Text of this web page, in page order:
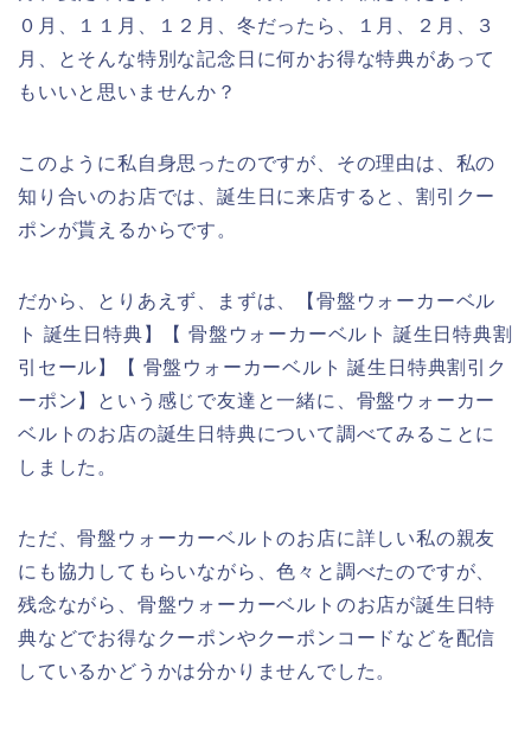
０月、１１月、１２月、冬だったら、１月、２月、３
月、とそんな特別な記念日に何かお得な特典があって
もいいと思いませんか？
このように私自身思ったのですが、その理由は、私の
知り合いのお店では、誕生日に来店すると、割引クー
ポンが貰えるからです。
だから、とりあえず、まずは、【骨盤ウォーカーベル
ト 誕生日特典】【 骨盤ウォーカーベルト 誕生日特典割
引セール】【 骨盤ウォーカーベルト 誕生日特典割引ク
ーポン】という感じで友達と一緒に、骨盤ウォーカー
ベルトのお店の誕生日特典について調べてみることに
しました。
ただ、骨盤ウォーカーベルトのお店に詳しい私の親友
にも協力してもらいながら、色々と調べたのですが、
残念ながら、骨盤ウォーカーベルトのお店が誕生日特
典などでお得なクーポンやクーポンコードなどを配信
しているかどうかは分かりませんでした。